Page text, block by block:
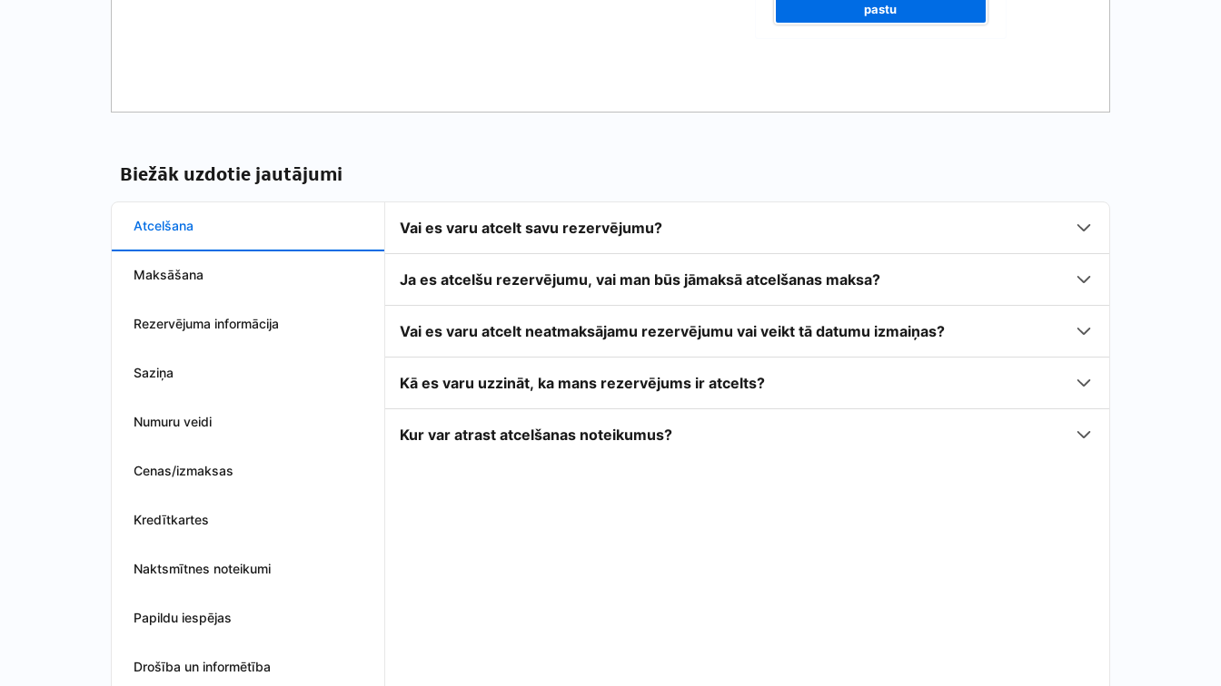
pastu
Biežāk uzdotie jautājumi
Atcelšana
Maksāšana
Rezervējuma informācija
Saziņa
Numuru veidi
Cenas/izmaksas
Kredītkartes
Naktsmītnes noteikumi
Papildu iespējas
Drošība un informētība
Vai es varu atcelt savu rezervējumu?
Ja es atcelšu rezervējumu, vai man būs jāmaksā atcelšanas maksa?
Vai es varu atcelt neatmaksājamu rezervējumu vai veikt tā datumu izmaiņas?
Kā es varu uzzināt, ka mans rezervējums ir atcelts?
Kur var atrast atcelšanas noteikumus?